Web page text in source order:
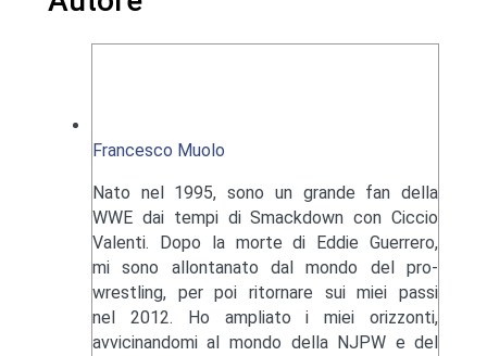
Francesco Muolo
Nato nel 1995, sono un grande fan della
WWE dai tempi di Smackdown con Ciccio
Valenti. Dopo la morte di Eddie Guerrero,
mi sono allontanato dal mondo del pro-
wrestling, per poi ritornare sui miei passi
nel 2012. Ho ampliato i miei orizzonti,
avvicinandomi al mondo della NJPW e del